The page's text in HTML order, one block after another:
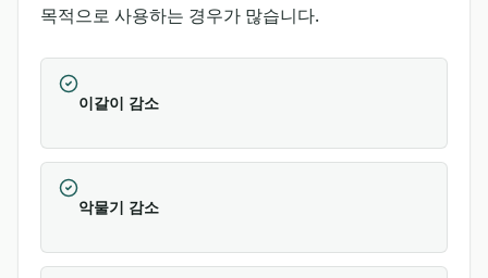
목적으로 사용하는 경우가 많습니다.
이갈이 감소
악물기 감소